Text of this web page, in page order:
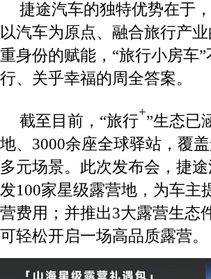
捷途汽车的独特优势在于
以汽车为原点、融合旅行产
重身份的赋能，“旅行小房车
行、关乎幸福的周全答案。
截至目前，“旅行+”生态已
地、3000余座全球驿站，覆
多元场景。此次发布会，捷
发100家星级露营地，为车主
营费用；并推出3大露营生态
可轻松开启一场高品质露营。